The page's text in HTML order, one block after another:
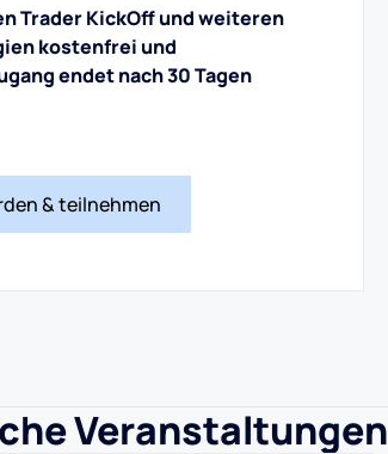
Trader KickOff und weiteren
kostenfrei und
endet nach 30 Tagen
& teilnehmen
Veranstaltungen